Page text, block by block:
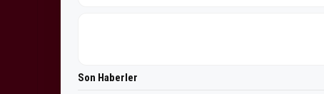
Son Haberler